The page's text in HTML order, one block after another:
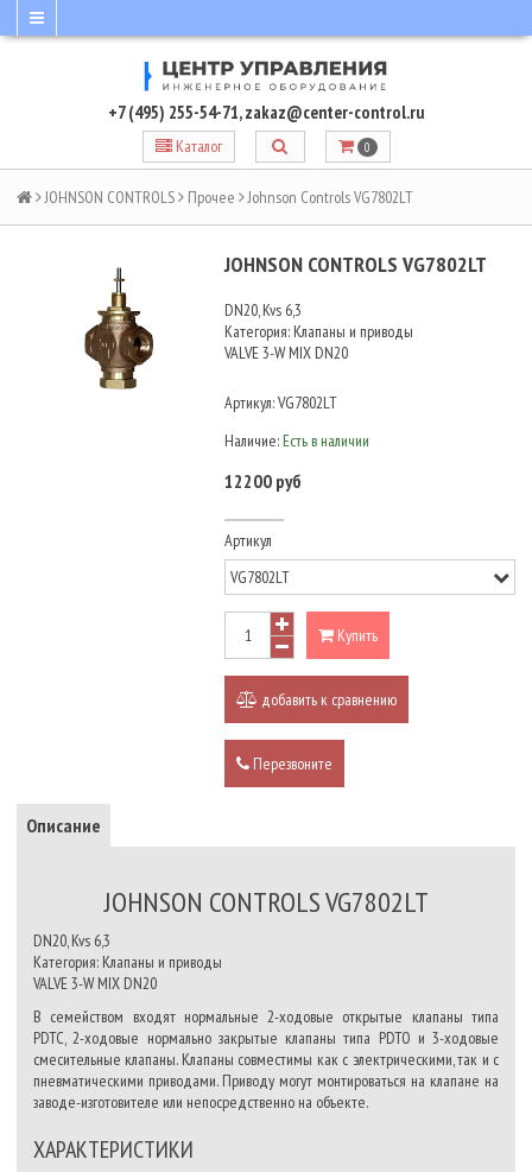
+7 (495) 255-54-71,zakaz@center-control.ru
Каталог 0
JOHNSON CONTROLS Прочее Johnson Controls VG7802LT
JOHNSON CONTROLS VG7802LT
DN20, Kvs 6,3
Категория: Клапаны и приводы
VALVE 3-W MIX DN20
Артикул:VG7802LT
Наличие: Есть в наличии
12200 руб
Артикул
Купить
добавить к сравнению
Перезвоните
Описание
JOHNSON CONTROLS VG7802LT
DN20, Kvs 6,3
Категория: Клапаны и приводы
VALVE 3-W MIX DN20
В семейством входят нормальные 2-ходовые открытые клапаны типа
PDTC, 2-ходовые нормально закрытые клапаны типа PDTO и 3-ходовые
смесительные клапаны. Клапаны совместимы как с электрическими, так и с
пневматическими приводами. Приводу могут монтироваться на клапане на
заводе-изготовителе или непосредственно на объекте.
ХАРАКТЕРИСТИКИ